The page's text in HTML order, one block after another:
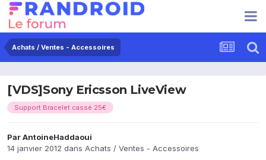
Achats / Ventes - Accessoires
[VDS]Sony Ericsson LiveView
Support Bracelet cassé 25€
ParAntoineHaddaoui
14 janvier 2012 dans Achats / Ventes - Accessoires